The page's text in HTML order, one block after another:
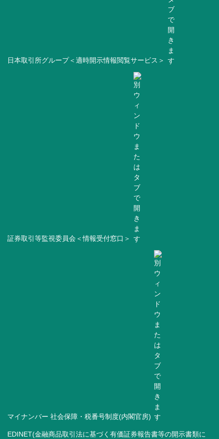
日本取引所グループ＜適時開示情報閲覧サービス＞
証券取引等監視委員会＜情報受付窓口＞
マイナンバー 社会保障・税番号制度(内閣官房)
EDINET(金融商品取引法に基づく有価証券報告書等の開示書類に